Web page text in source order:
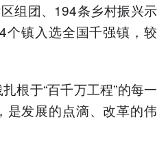
组团、194条乡村振兴示
个镇入选全国千强镇，较
根于“百千万工程”的每一
是发展的点滴、改革的伟